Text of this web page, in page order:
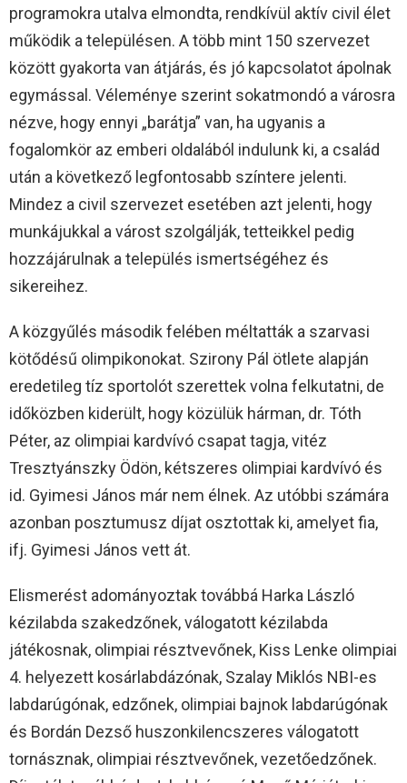
programokra utalva elmondta, rendkívül aktív civil élet
működik a településen. A több mint 150 szervezet
között gyakorta van átjárás, és jó kapcsolatot ápolnak
egymással. Véleménye szerint sokatmondó a városra
nézve, hogy ennyi „barátja” van, ha ugyanis a
fogalomkör az emberi oldalából indulunk ki, a család
után a következő legfontosabb színtere jelenti.
Mindez a civil szervezet esetében azt jelenti, hogy
munkájukkal a várost szolgálják, tetteikkel pedig
hozzájárulnak a település ismertségéhez és
sikereihez.
A közgyűlés második felében méltatták a szarvasi
kötődésű olimpikonokat. Szirony Pál ötlete alapján
eredetileg tíz sportolót szerettek volna felkutatni, de
időközben kiderült, hogy közülük hárman, dr. Tóth
Péter, az olimpiai kardvívó csapat tagja, vitéz
Tresztyánszky Ödön, kétszeres olimpiai kardvívó és
id. Gyimesi János már nem élnek. Az utóbbi számára
azonban posztumusz díjat osztottak ki, amelyet fia,
ifj. Gyimesi János vett át.
Elismerést adományoztak továbbá Harka László
kézilabda szakedzőnek, válogatott kézilabda
játékosnak, olimpiai résztvevőnek, Kiss Lenke olimpiai
4. helyezett kosárlabdázónak, Szalay Miklós NBI-es
labdarúgónak, edzőnek, olimpiai bajnok labdarúgónak
és Bordán Dezső huszonkilencszeres válogatott
tornásznak, olimpiai résztvevőnek, vezetőedzőnek.